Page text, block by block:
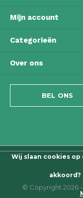
Mijn account
Categorieën
Over ons
BEL ONS
© Copyright 2026-
Wij slaan cookies
akkoord?